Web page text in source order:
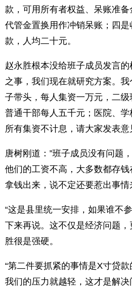
款，可用所有者权益、呆账准
代管金置换用作冲销呆账；四
款，人均二十元。
赵永胜根本没给班子成员发言的
之事，我们现在就研究方案。
子带头，每人集资一万元，二级
普通干部每人五千元；医院、学
所有集资不计息，请大家发表意
唐树刚道：”班子成员没有问题
他们的工资不高，大多数都存
拿钱出来，说不定还要惹出事情
“这是县里统一安排，如果谁不
下来再说。这不仅是经济问题
胜很是强硬。
“第二件要抓紧的事情是X寸贷款
我们的压力就越轻，这才是解